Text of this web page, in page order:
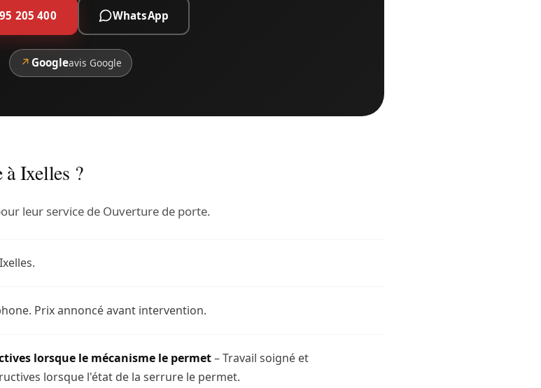
205 400 WhatsApp
↗ Googleavis Google
Ixelles ?
leur service de Ouverture de porte.
Prix annoncé avant intervention.
lorsque le mécanisme le permet– Travail soigné et
lorsque l'état de la serrure le permet.